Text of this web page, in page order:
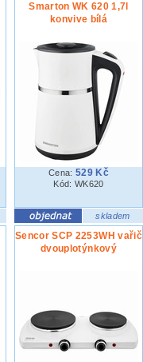
Smarton WK 620 1,7l
konvive bílá
Cena: 529 Kč
Kód: WK620
skladem
Sencor SCP 2253WH vařič
dvouplotýnkový